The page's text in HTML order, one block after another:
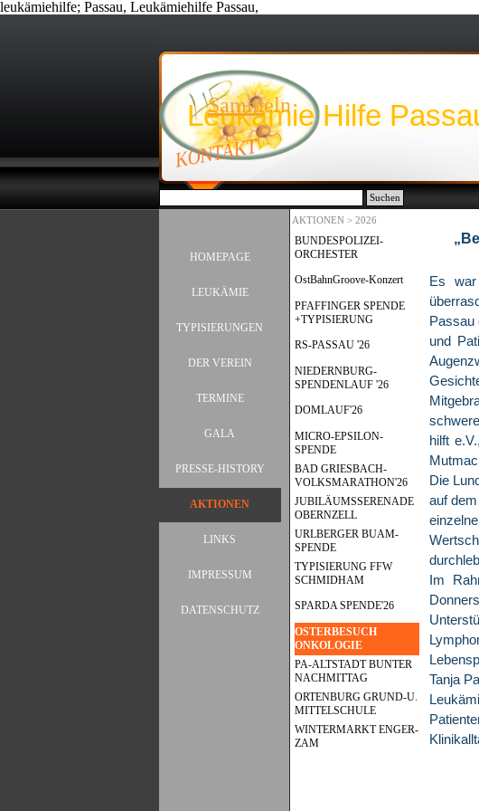
leukämiehilfe; Passau, Leukämiehilfe Passau,
Leukämie Hilfe
Sammeln
KONTAKT
Suchen
Menü überspringen
HOMEPAGE
LEUKÄMIE
TYPISIERUNGEN
DER VEREIN
TERMINE
GALA ▼
PRESSE-HISTORY ▼
AKTIONEN ▼
LINKS
IMPRESSUM
DATENSCHUTZ
AKTIONEN > 2026
BUNDESPOLIZEI-
ORCHESTER
OstBahnGroove-Konzert
PFAFFINGER SPENDE
+TYPISIERUNG
RS-PASSAU '26
NIEDERNBURG-
SPENDENLAUF '26
DOMLAUF'26
MICRO-EPSILON-
SPENDE
BAD GRIESBACH-
VOLKSMARATHON'26
JUBILÄUMSSERENADE
OBERNZELL
URLBERGER BUAM-
SPENDE
TYPISIERUNG FFW
SCHMIDHAM
SPARDA SPENDE'26
OSTERBESUCH
ONKOLOGIE
PA-ALTSTADT BUNTER
NACHMITTAG
ORTENBURG GRUND-U.
MITTELSCHULE
WINTERMARKT ENGER-
ZAM
Es
Passau
und
hilft
Die
auf
Im
Tanja